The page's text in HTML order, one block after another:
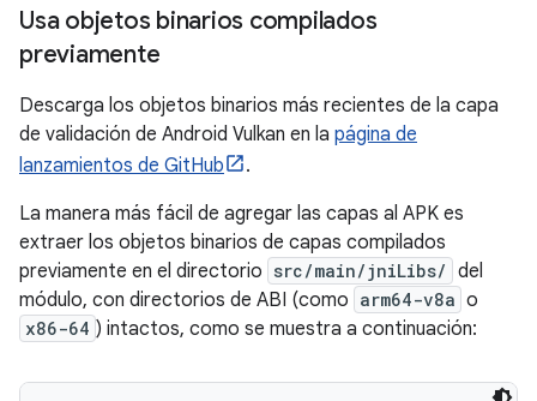
Usa objetos binarios compilados
previamente
Descarga los objetos binarios más recientes de la capa
de validación de Android Vulkan en la página de
lanzamientos de GitHub
.
La manera más fácil de agregar las capas al APK es
extraer los objetos binarios de capas compilados
previamente en el directorio src/main/jniLibs/ del
módulo, con directorios de ABI (como arm64-v8a o
x86-64 ) intactos, como se muestra a continuación: